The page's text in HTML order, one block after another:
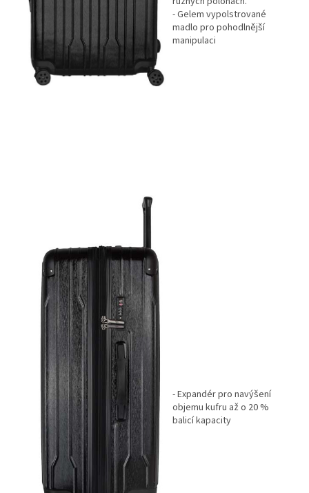
- Gelem vypolstrované
madlo pro pohodlnější
manipulaci
- Expandér pro navýšení
objemu kufru až o 20 %
balicí kapacity